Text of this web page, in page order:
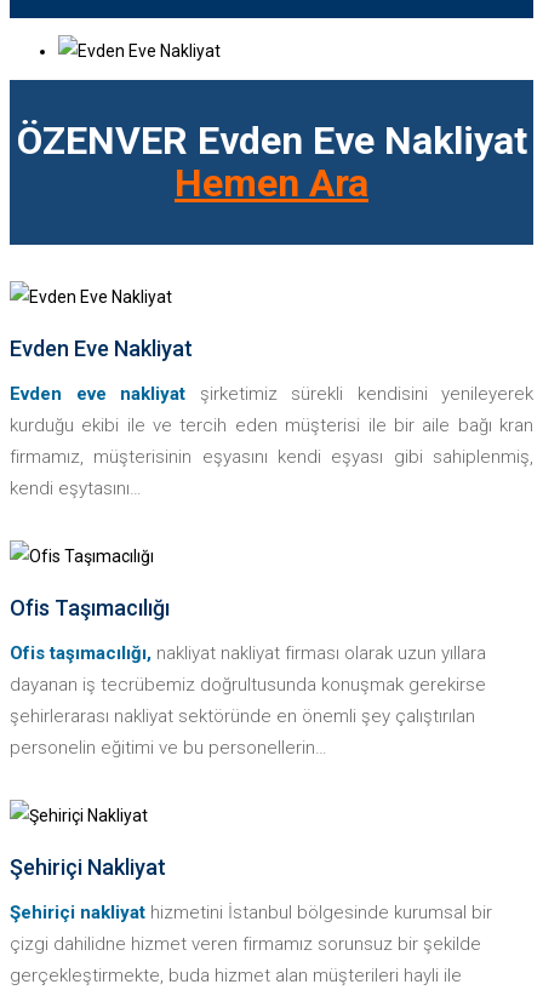
ANA SAYFA
HIZMETLERIMIZ
Eşya Depolama
Evden Eve Nakliyat
Kurumsal Taşıma
Ofis Taşımacılığı
Şehiriçi Nakliyat
Şehirlerarası Nakliyat
GALERI
REFERANSLAR
ÖZENVER Evden Eve Nakliyat
Hemen Ara
Evden Eve Nakliyat
Evden eve nakliyat şirketimiz sürekli kendisini yenileyerek
kurduğu ekibi ile ve tercih eden müşterisi ile bir aile bağı kran
firmamız, müşterisinin eşyasını kendi eşyası gibi sahiplenmiş,
kendi eşytasını…
Ofis Taşımacılığı
Ofis taşımacılığı, nakliyat nakliyat firması olarak uzun yıllara
dayanan iş tecrübemiz doğrultusunda konuşmak gerekirse
şehirlerarası nakliyat sektöründe en önemli şey çalıştırılan
personelin eğitimi ve bu personellerin…
Şehiriçi Nakliyat
Şehiriçi nakliyat hizmetini İstanbul bölgesinde kurumsal bir
çizgi dahilidne hizmet veren firmamız sorunsuz bir şekilde
gerçekleştirmekte, buda hizmet alan müşterileri hayli ile